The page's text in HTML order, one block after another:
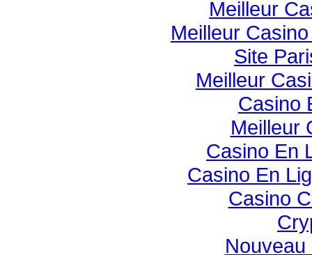
Meilleur
Meilleur
Site
Meilleur
Casino
Meilleur
Casino En
Casino En
Casino